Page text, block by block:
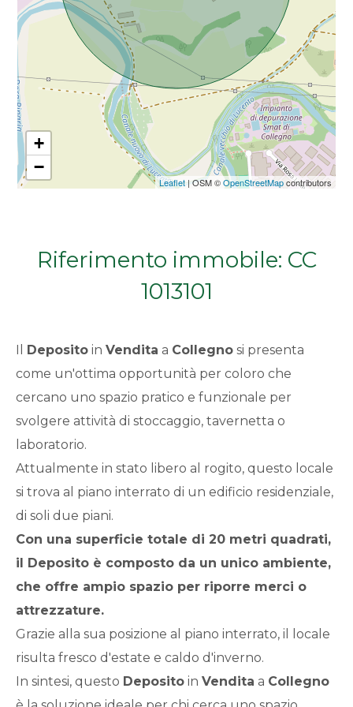
+
−
Leaflet| OSM ©OpenStreetMapcontributors
Riferimento immobile: CC
1013101
Il Deposito inVendita a Collegno si presenta
come un'ottima opportunità per coloro che
cercano uno spazio pratico e funzionale per
svolgere attività di stoccaggio, tavernetta o
laboratorio.
Attualmente in stato libero al rogito, questo locale
si trova al piano interrato di un edificio residenziale,
di soli due piani.
Con una superficie totale di 20 metri quadrati,
il Deposito è composto da un unico ambiente,
che offre ampio spazio per riporre merci o
attrezzature.
Grazie alla sua posizione al piano interrato, il locale
risulta fresco d'estate e caldo d'inverno.
In sintesi, questo Deposito inVendita a Collegno
Da € 5.000.000 a € 10.000.000
Oltre € 10.000.000
Totale
mq
Qualsiasi
1
2
3
4